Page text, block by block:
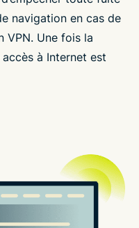
navigation en cas de
VPN. Une fois la
à Internet est